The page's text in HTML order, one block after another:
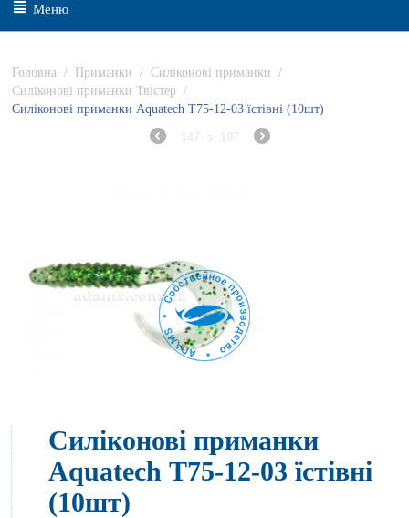
Меню
Головна / Приманки / Силіконові приманки
/
Силіконові приманки Твістер /
Силіконові приманки Aquatech Т75-12-03 їстівні (10шт)
147 з 197
Силіконові приманки
Aquatech Т75-12-03 їстівні
(10шт)